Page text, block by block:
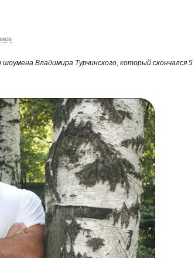
Владимира Турчинского, который скончался 5